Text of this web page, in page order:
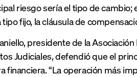
riesgo sería el tipo de cambio;
fijo, la cláusula de
presidente de la
Judiciales, defendió que el
financiera. “La operación más